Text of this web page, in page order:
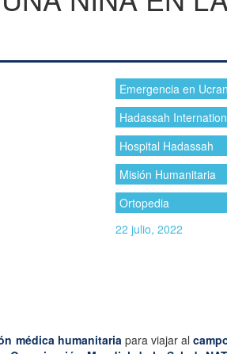
Emergencia en
Hadassah
Hospital Hadassah
Misión Humanitaria
Ortopedia
22 julio, 2022
médica humanitariapara viajar al